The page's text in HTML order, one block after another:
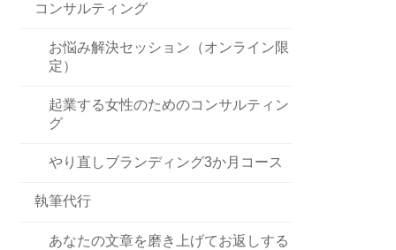
コンサルティング
お悩み解決セッション（オンライン限
定）
起業する女性のためのコンサルティン
グ
やり直しブランディング3か月コース
執筆代行
あなたの文章を磨き上げてお返しする